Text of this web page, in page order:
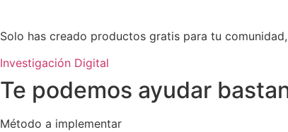
Solo has creado productos gratis para tu comunidad,
Investigación Digital
Te podemos ayudar
Método a implementar